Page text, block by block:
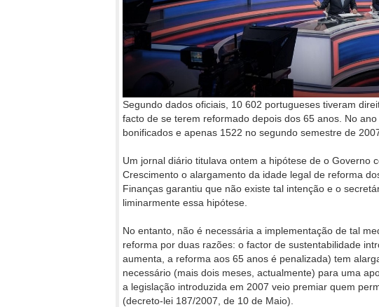
Segundo dados oficiais, 10 602 portugueses tiveram
facto de se terem reformado depois dos 65 anos. No
bonificados e apenas 1522 no segundo semestre de
Um jornal diário titulava ontem a hipótese de o Governo
Crescimento o alargamento da idade legal de reforma
Finanças garantiu que não existe tal intenção e o
liminarmente essa hipótese.
No entanto, não é necessária a implementação de tal
reforma por duas razões: o factor de sustentabilidade
aumenta, a reforma aos 65 anos é penalizada) tem
necessário (mais dois meses, actualmente) para uma
a legislação introduzida em 2007 veio premiar quem
(decreto-lei 187/2007, de 10 de Maio).